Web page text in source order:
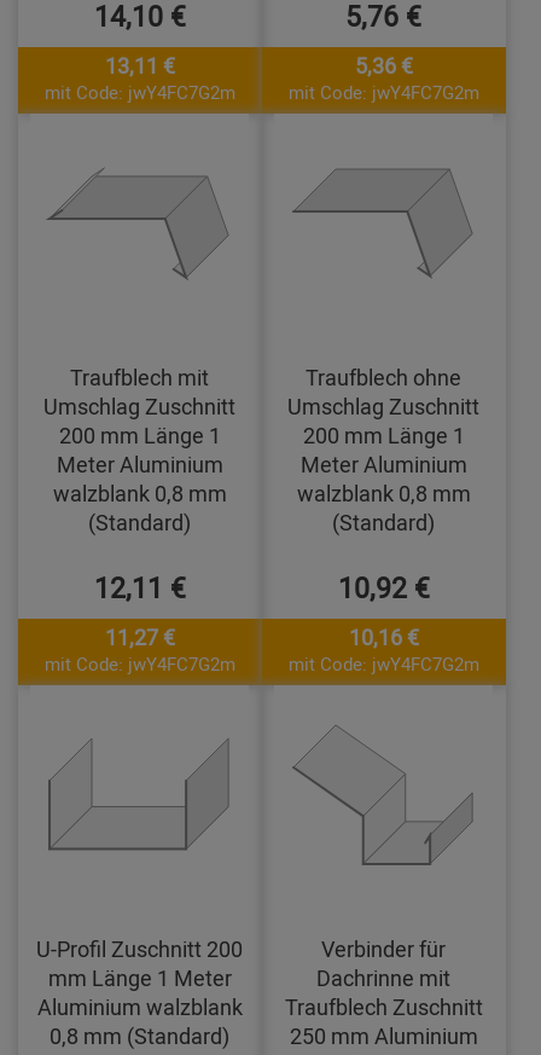
14,10 €
13,11 €
mit Code: jwY4FC7G2m
5,76 €
5,36 €
mit Code: jwY4FC7G2m
Traufblech mit
Umschlag Zuschnitt
200 mm Länge 1
Meter Aluminium
walzblank 0,8 mm
(Standard)
12,11 €
11,27 €
mit Code: jwY4FC7G2m
Traufblech ohne
Umschlag Zuschnitt
200 mm Länge 1
Meter Aluminium
walzblank 0,8 mm
(Standard)
10,92 €
10,16 €
mit Code: jwY4FC7G2m
U-Profil Zuschnitt 200
mm Länge 1 Meter
Aluminium walzblank
0,8 mm (Standard)
Verbinder für
Dachrinne mit
Traufblech Zuschnitt
250 mm Aluminium